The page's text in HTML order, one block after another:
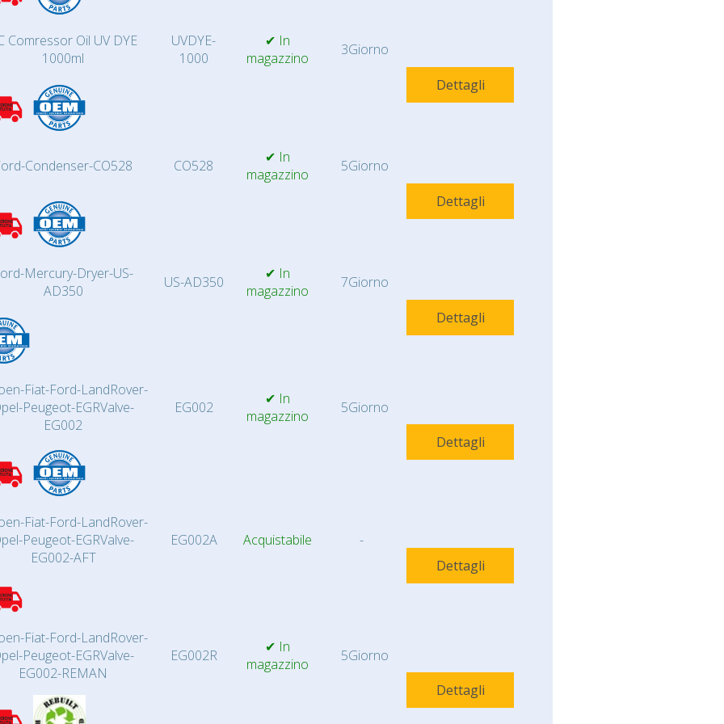
Comressor Oil UV DYE
1000ml
UVDYE-
1000
✔ In
magazzino
3Giorno
Dettagli
Condenser-CO528 CO528
✔ In
magazzino
5Giorno
Dettagli
Mercury-Dryer-US-
AD350
US-AD350
✔ In
magazzino
7Giorno
Dettagli
Fiat-Ford-LandRover-
Peugeot-EGRValve-
EG002
EG002
✔ In
magazzino
5Giorno
Dettagli
Fiat-Ford-LandRover-
Peugeot-EGRValve-
EG002-AFT
EG002A Acquistabile
-
Dettagli
Fiat-Ford-LandRover-
Peugeot-EGRValve-
EG002-REMAN
EG002R
✔ In
magazzino
5Giorno
Dettagli